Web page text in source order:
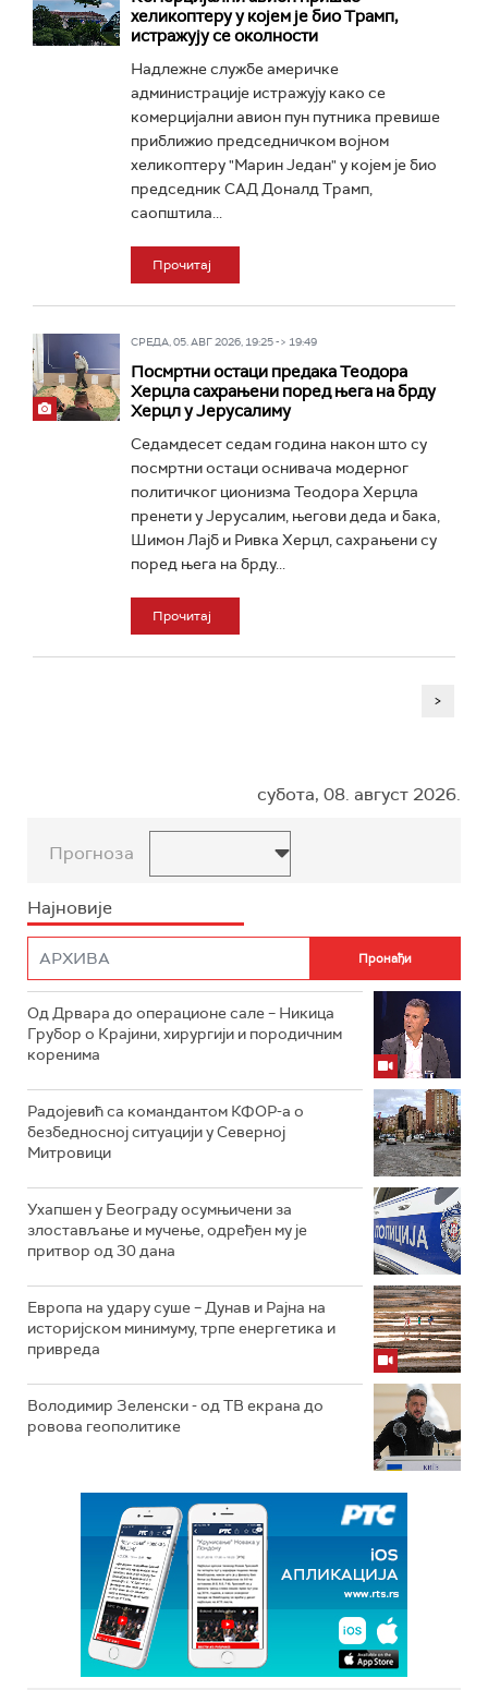
хеликоптеру у којем је био Трамп,
истражују се околности
Надлежне службе америчке
администрације истражују како се
комерцијални авион пун путника превише
приближио председничком војном
хеликоптеру "Марин Један" у којем је био
председник САД Доналд Трамп,
саопштила...
Прочитај
СРЕДА, 05. АВГ 2026, 19:25 -> 19:49
Посмртни остаци предака Теодора
Херцла сахрањени поред њега на брду
Херцл у Јерусалиму
Седамдесет седам година након што су
посмртни остаци оснивача модерног
политичког ционизма Теодора Херцла
пренети у Јерусалим, његови деда и бака,
Шимон Лајб и Ривка Херцл, сахрањени су
поред њега на брду...
Прочитај
>
субота, 08. август 2026.
Прогноза
Најновије
Од Дрвара до операционе сале – Никица
Грубор о Крајини, хирургији и породичним
коренима
Радојевић са командантом КФОР-а о
безбедносној ситуацији у Северној
Митровици
Ухапшен у Београду осумњичени за
злостављање и мучење, одређен му је
притвор од 30 дана
Европа на удару суше – Дунав и Рајна на
историјском минимуму, трпе енергетика и
привреда
Володимир Зеленски - од ТВ екрана до
ровова геополитике